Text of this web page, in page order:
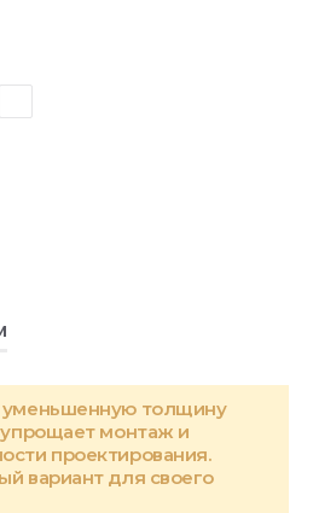
толщину
монтаж и
проектирования.
вариант для своего